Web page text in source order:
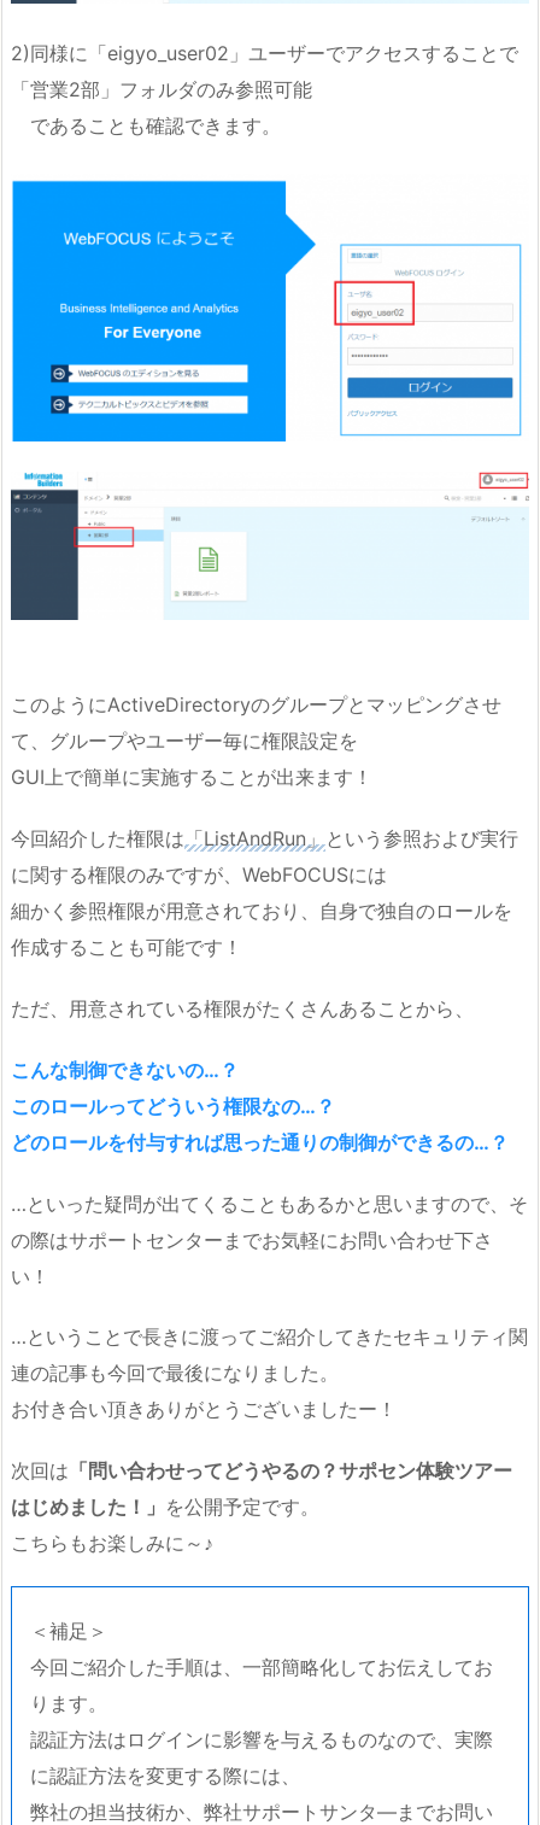
2)同様に「eigyo_user02」ユーザーでアクセスすることで
「営業2部」フォルダのみ参照可能
であることも確認できます。
このようにActiveDirectoryのグループとマッピングさせ
て、グループやユーザー毎に権限設定を
GUI上で簡単に実施することが出来ます！
今回紹介した権限は「ListAndRun」という参照および実行
に関する権限のみですが、WebFOCUSには
細かく参照権限が用意されており、自身で独自のロールを
作成することも可能です！
ただ、用意されている権限がたくさんあることから、
こんな制御できないの…？
このロールってどういう権限なの…？
どのロールを付与すれば思った通りの制御ができるの…？
…といった疑問が出てくることもあるかと思いますので、そ
の際はサポートセンターまでお気軽にお問い合わせ下さ
い！
…ということで長きに渡ってご紹介してきたセキュリティ関
連の記事も今回で最後になりました。
お付き合い頂きありがとうございましたー！
次回は 「問い合わせってどうやるの？サポセン体験ツアー
はじめました！」 を公開予定です。
こちらもお楽しみに～♪
＜補足＞
今回ご紹介した手順は、一部簡略化してお伝えしてお
ります。
認証方法はログインに影響を与えるものなので、実際
に認証方法を変更する際には、
弊社の担当技術か、弊社サポートサンタ―までお問い